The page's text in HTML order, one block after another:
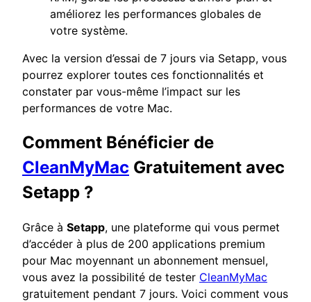
améliorez les performances globales de
votre système.
Avec la version d’essai de 7 jours via Setapp, vous
pourrez explorer toutes ces fonctionnalités et
constater par vous-même l’impact sur les
performances de votre Mac.
Comment Bénéficier de
CleanMyMac Gratuitement avec
Setapp ?
Grâce à Setapp, une plateforme qui vous permet
d’accéder à plus de 200 applications premium
pour Mac moyennant un abonnement mensuel,
vous avez la possibilité de tester CleanMyMac
gratuitement pendant 7 jours. Voici comment vous